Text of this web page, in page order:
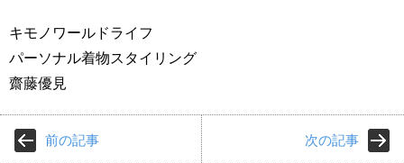
キモノワールドライフ
パーソナル着物スタイリング
齋藤優見
前の記事 次の記事